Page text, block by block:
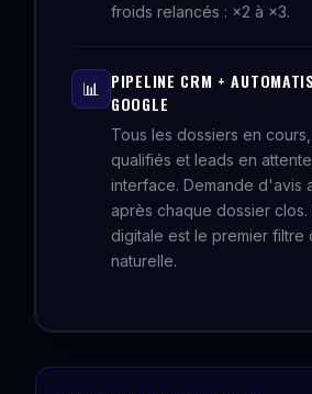
froids relancés : ×2 à ×3.
📊 PIPELINE CRM +
GOOGLE
Tous les dossiers en
qualifiés et leads en
interface. Demande d'avis
après chaque dossier clos.
digitale est le premier filtre
naturelle.